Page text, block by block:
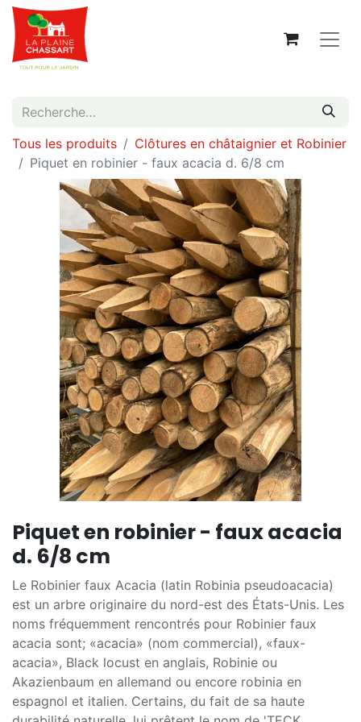
Tous les produits
Clôtures en châtaignier et Robinier
Piquet en robinier - faux acacia d. 6/8 cm
Piquet en robinier - faux acacia
d. 6/8 cm
Le Robinier faux Acacia (latin Robinia pseudoacacia)
est un arbre originaire du nord-est des États-Unis. Les
noms fréquemment rencontrés pour Robinier faux
acacia sont; «acacia» (nom commercial), «faux-
acacia», Black locust en anglais, Robinie ou
Akazienbaum en allemand ou encore robinia en
espagnol et italien. Certains, du fait de sa haute